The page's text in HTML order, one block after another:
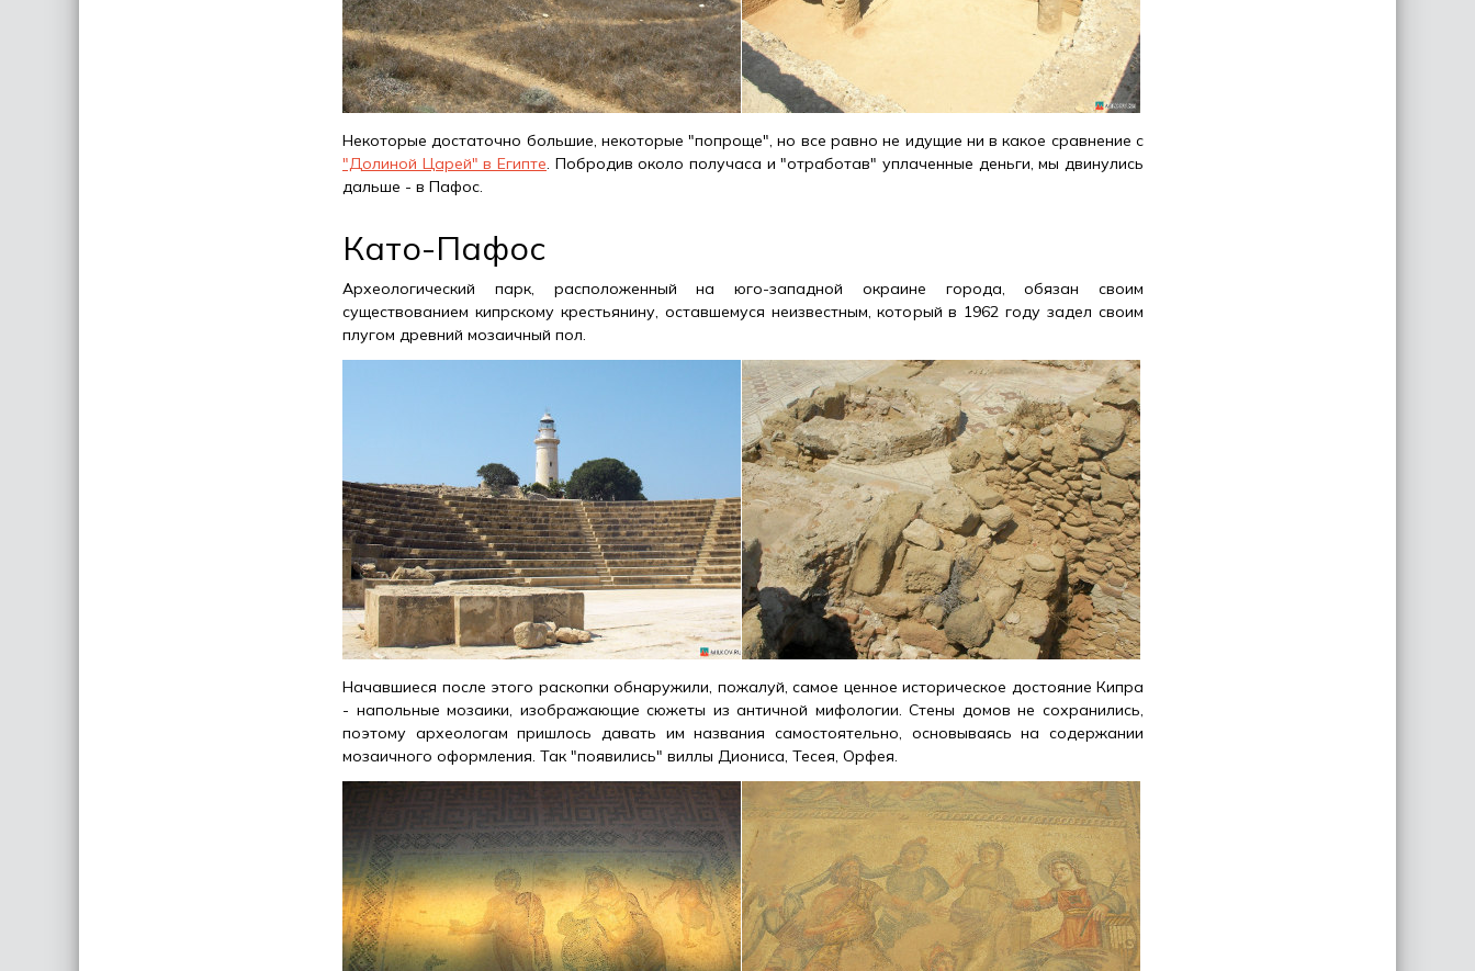
Некоторые достаточно большие, некоторые "попроще", но все равно не идущие ни в какое сравнение с
"Долиной Царей" в Египте. Побродив около получаса и "отработав" уплаченные деньги, мы двинулись
дальше - в Пафос.
Като-Пафос
Археологический парк, расположенный на юго-западной окраине города, обязан своим
существованием кипрскому крестьянину, оставшемуся неизвестным, который в 1962 году задел своим
плугом древний мозаичный пол.
Начавшиеся после этого раскопки обнаружили, пожалуй, самое ценное историческое достояние Кипра
- напольные мозаики, изображающие сюжеты из античной мифологии. Стены домов не сохранились,
поэтому археологам пришлось давать им названия самостоятельно, основываясь на содержании
мозаичного оформления. Так "появились" виллы Диониса, Тесея, Орфея.